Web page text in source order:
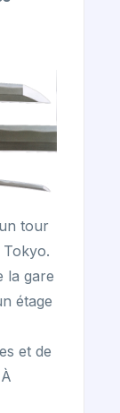
tour
la gare
étage
et de